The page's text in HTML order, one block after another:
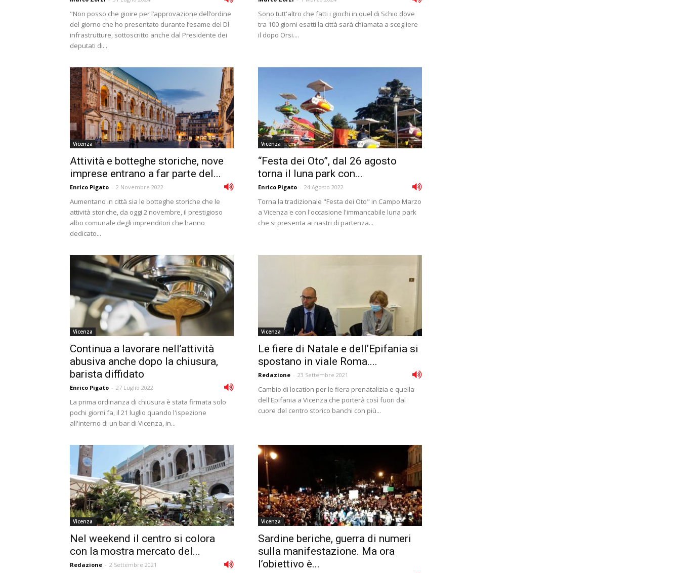
"Non posso che gioire per l’approvazione dell’ordine
del giorno che ho presentato durante l’esame del Dl
infrastrutture, sottoscritto anche dal Presidente dei
deputati di...
Sono tutt'altro che fatti i giochi in quel di Schio dove
tra 100 giorni esatti la città sarà chiamata a scegliere
il dopo Orsi....
Vicenza
Attività e botteghe storiche, nove
imprese entrano a far parte del...
Enrico Pigato - 2 Novembre 2022
Aumentano in città sia le botteghe storiche che le
attività storiche, da oggi 2 novembre, il prestigioso
albo comunale degli imprenditori che hanno
dedicato...
Vicenza
“Festa dei Oto”, dal 26 agosto
torna il luna park con...
Enrico Pigato - 24 Agosto 2022
Torna la tradizionale "Festa dei Oto" in Campo Marzo
a Vicenza e con l'occasione l'immancabile luna park
che si presenta ai nastri di partenza...
Vicenza
Continua a lavorare nell’attività
abusiva anche dopo la chiusura,
barista diffidato
Enrico Pigato - 27 Luglio 2022
La prima ordinanza di chiusura è stata firmata solo
pochi giorni fa, il 21 luglio quando l'ispezione
all'interno di un bar di Vicenza, in...
Vicenza
Le fiere di Natale e dell’Epifania si
spostano in viale Roma....
Redazione - 23 Settembre 2021
Cambio di location per le fiera prenatalizia e quella
dell'Epifania a Vicenza che porterà così fuori dal
cuore del centro storico banchi con più...
Vicenza
Nel weekend il centro si colora
con la mostra mercato del...
Redazione - 2 Settembre 2021
Vicenza
Sardine beriche, guerra di numeri
sulla manifestazione. Ma ora
l’obiettivo è...